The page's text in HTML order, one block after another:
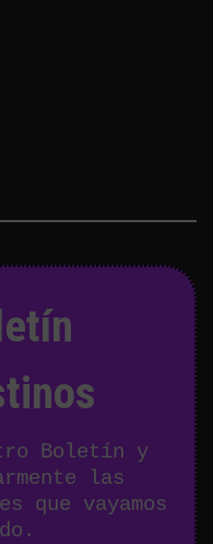
Boletín y
las
que vayamos